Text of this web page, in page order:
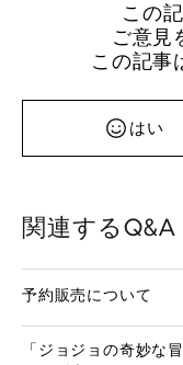
この
ご意見
この記事
はい
関連するQ&A
予約販売について
「ジョジョの奇妙な